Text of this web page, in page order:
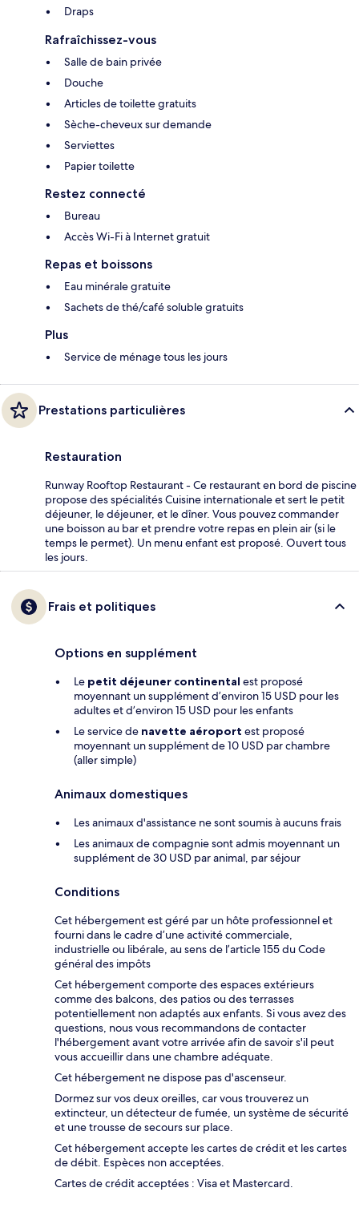
Draps
Rafraîchissez-vous
Salle de bain privée
Douche
Articles de toilette gratuits
Sèche-cheveux sur demande
Serviettes
Papier toilette
Restez connecté
Bureau
Accès Wi-Fi à Internet gratuit
Repas et boissons
Eau minérale gratuite
Sachets de thé/café soluble gratuits
Plus
Service de ménage tous les jours
Prestations particulières
Restauration
Runway Rooftop Restaurant - Ce restaurant en bord de piscine
propose des spécialités Cuisine internationale et sert le petit
déjeuner, le déjeuner, et le dîner. Vous pouvez commander
une boisson au bar et prendre votre repas en plein air (si le
temps le permet). Un menu enfant est proposé. Ouvert tous
les jours.
Frais et politiques
Options en supplément
Le petit déjeuner continental est proposé
moyennant un supplément d’environ 15 USD pour les
adultes et d’environ 15 USD pour les enfants
Le service de navette aéroport est proposé
moyennant un supplément de 10 USD par chambre
(aller simple)
Animaux domestiques
Les animaux d'assistance ne sont soumis à aucuns frais
Les animaux de compagnie sont admis moyennant un
supplément de 30 USD par animal, par séjour
Conditions
Cet hébergement est géré par un hôte professionnel et
fourni dans le cadre d’une activité commerciale,
industrielle ou libérale, au sens de l’article 155 du Code
général des impôts
Cet hébergement comporte des espaces extérieurs
comme des balcons, des patios ou des terrasses
potentiellement non adaptés aux enfants. Si vous avez des
questions, nous vous recommandons de contacter
l'hébergement avant votre arrivée afin de savoir s'il peut
vous accueillir dans une chambre adéquate.
Cet hébergement ne dispose pas d'ascenseur.
Dormez sur vos deux oreilles, car vous trouverez un
extincteur, un détecteur de fumée, un système de sécurité
et une trousse de secours sur place.
Cet hébergement accepte les cartes de crédit et les cartes
de débit. Espèces non acceptées.
Cartes de crédit acceptées : Visa et Mastercard.